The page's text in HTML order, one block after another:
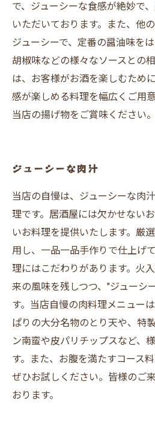
で、ジューシーな食感が絶妙で
いただいております。また、他
ジューシーで、定番の醤油味を
胡椒味などの様々なソースとの
は、お客様がお酒を楽しむため
感が楽しめる料理を幅広くご用
当店の揚げ物をご賞味ください。
ジューシーな肉汁
当店の自慢は、ジューシーな肉
理です。居酒屋には欠かせない
いお料理を提供いたします。厳
用し、一品一品手作りで仕上げ
理にはこだわりがあります。火
来の風味を残しつつ、"ジューシ
す。当店自慢の肉料理メニュー
ぱりの大分名物のとり天や、特
ン南蛮や皮パリチップスなど、
す。また、お腹を満たすコース
ぜひお試しください。皆様のご
おります。